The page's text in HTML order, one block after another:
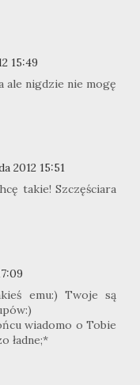
15:49
ale nigdzie nie mogę
2012 15:51
takie! Szczęściara
emu:) Twoje są
wiadomo o Tobie
ładne;*